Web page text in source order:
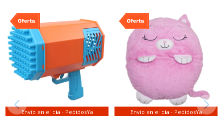
Envío en el día - PedidosYa Envío en el día - PedidosYa